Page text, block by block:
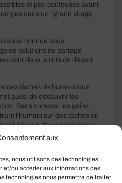
aux
nous utilisons des technologies
et/ou accéder aux informations des
technologies nous permettra de traiter
et peu coûteuses avant
dans un “grand virage
(aussi connue sous
de solutions de partage
sont deux points de départ
des tâches de bureautique
aussi de découvrir les
Sans compter les gains
l’humain sur des tâches où
plutôt que de se désespérer
employé pour agir en
je vous invite à explorer: